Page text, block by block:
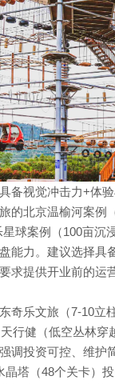
视觉冲击力+体验
的北京温榆河案例
星球案例（100亩沉
能力。建议选择具
求提供开业前的运
乐文旅（7-10立
行健（低空丛林穿
投资可控、维护简
晶塔（48个关卡）